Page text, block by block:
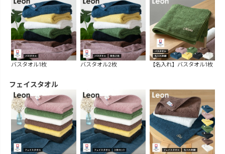
バスタオル1枚 バスタオル2枚 【名入れ】バスタオル1枚
フェイスタオル